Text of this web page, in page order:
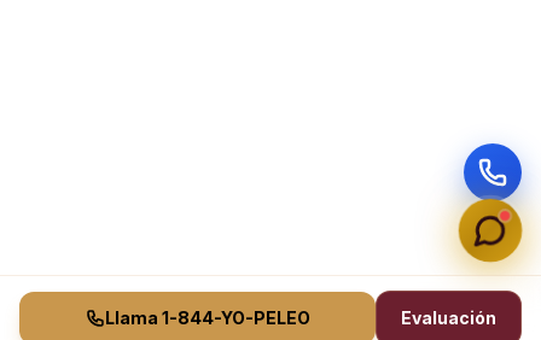
Llama 1-844-YO-PELEO Evaluación